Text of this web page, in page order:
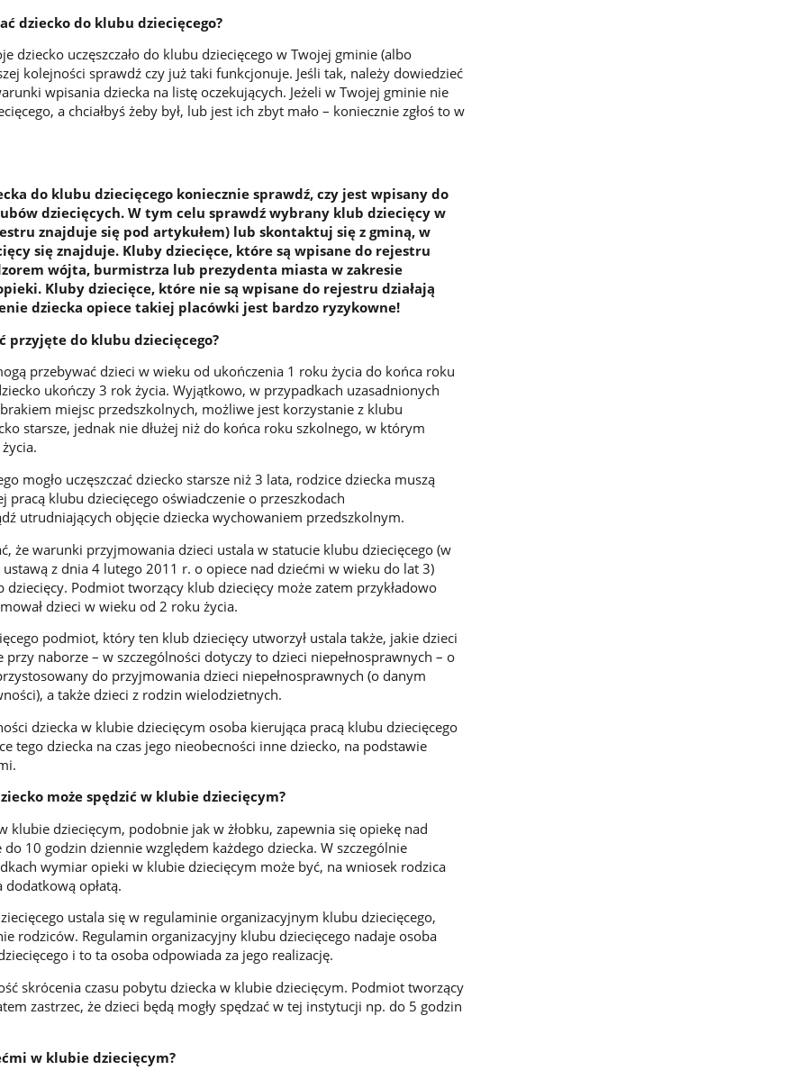
dziecko do klubu dziecięcego?
dziecko uczęszczało do klubu dziecięcego w Twojej gminie (albo
kolejności sprawdź czy już taki funkcjonuje. Jeśli tak, należy dowiedzieć
wpisania dziecka na listę oczekujących. Jeżeli w Twojej gminie nie
a chciałbyś żeby był, lub jest ich zbyt mało – koniecznie zgłoś to w
do klubu dziecięcego koniecznie sprawdź, czy jest wpisany do
dziecięcych. W tym celu sprawdź wybrany klub dziecięcy w
znajduje się pod artykułem) lub skontaktuj się z gminą, w
się znajduje. Kluby dziecięce, które są wpisane do rejestru
wójta, burmistrza lub prezydenta miasta w zakresie
Kluby dziecięce, które nie są wpisane do rejestru działają
dziecka opiece takiej placówki jest bardzo ryzykowne!
przyjęte do klubu dziecięcego?
przebywać dzieci w wieku od ukończenia 1 roku życia do końca roku
ukończy 3 rok życia. Wyjątkowo, w przypadkach uzasadnionych
miejsc przedszkolnych, możliwe jest korzystanie z klubu
starsze, jednak nie dłużej niż do końca roku szkolnego, w którym
mogło uczęszczać dziecko starsze niż 3 lata, rodzice dziecka muszą
pracą klubu dziecięcego oświadczenie o przeszkodach
utrudniających objęcie dziecka wychowaniem przedszkolnym.
że warunki przyjmowania dzieci ustala w statucie klubu dziecięcego (w
z dnia 4 lutego 2011 r. o opiece nad dziećmi w wieku do lat 3)
Podmiot tworzący klub dziecięcy może zatem przykładowo
dzieci w wieku od 2 roku życia.
podmiot, który ten klub dziecięcy utworzył ustala także, jakie dzieci
przy naborze – w szczególności dotyczy to dzieci niepełnosprawnych – o
do przyjmowania dzieci niepełnosprawnych (o danym
a także dzieci z rodzin wielodzietnych.
dziecka w klubie dziecięcym osoba kierująca pracą klubu dziecięcego
tego dziecka na czas jego nieobecności inne dziecko, na podstawie
może spędzić w klubie dziecięcym?
klubie dziecięcym, podobnie jak w żłobku, zapewnia się opiekę nad
10 godzin dziennie względem każdego dziecka. W szczególnie
wymiar opieki w klubie dziecięcym może być, na wniosek rodzica
dodatkową opłatą.
ustala się w regulaminie organizacyjnym klubu dziecięcego,
rodziców. Regulamin organizacyjny klubu dziecięcego nadaje osoba
i to ta osoba odpowiada za jego realizację.
skrócenia czasu pobytu dziecka w klubie dziecięcym. Podmiot tworzący
zastrzec, że dzieci będą mogły spędzać w tej instytucji np. do 5 godzin
w klubie dziecięcym?